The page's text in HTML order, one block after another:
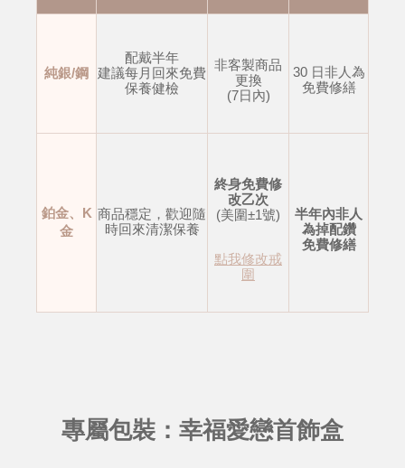
純銀/鋼
配戴半年
建議每月回來免費
保養健檢
非客製商品
更換
(7日內)
30 日非人為
免費修繕
鉑金、K
金
商品穩定，歡迎隨
時回來清潔保養
終身免費修
改乙次
(美圍±1號)
點我修改戒
圍
半年內非人
為掉配鑽
免費修繕
專屬包裝：幸福愛戀首飾盒